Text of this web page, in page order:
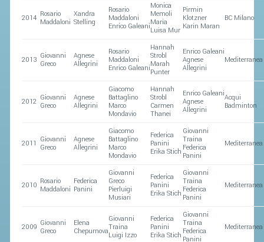
2014 Rosario
Maddaloni
Xandra
Stelling
Rosario
Maddaloni
Enrico Galeani
Monica
Memoli
Maria
Luisa Mur
Pirmin
Klotzner
Karin Maran
BC Milano
2013 Giovanni
Greco
Agnese
Allegrini
Rosario
Maddaloni
Enrico Galeani
Hannah
Strobl
Marah
Punter
Enrico Galeani
Agnese
Allegrini
Mediterranea
2012 Giovanni
Greco
Agnese
Allegrini
Giacomo
Battaglino
Marco
Mondavio
Hannah
Strobl
Carmen
Thanei
Enrico Galeani
Agnese
Allegrini
Acqui
Badminton
2011 Giovanni
Greco
Agnese
Allegrini
Giacomo
Battaglino
Marco
Mondavio
Federica
Panini
Erika Stich
Giovanni
Traina
Federica
Panini
Mediterranea
2010 Rosario
Maddaloni
Federica
Panini
Giovanni
Greco
Pierluigi
Musiari
Federica
Panini
Erika Stich
Giovanni
Traina
Federica
Panini
Mediterranea
2009 Giovanni
Greco
Elena
Chepurnova
Giovanni
Traina
Luigi Izzo
Federica
Panini
Erika Stich
Giovanni
Traina
Federica
Panini
Mediterranea